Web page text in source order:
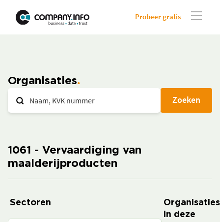
Probeer gratis
Organisaties
Zoeken
1061 - Vervaardiging van
maalderijproducten
Sectoren
Organisaties
in deze